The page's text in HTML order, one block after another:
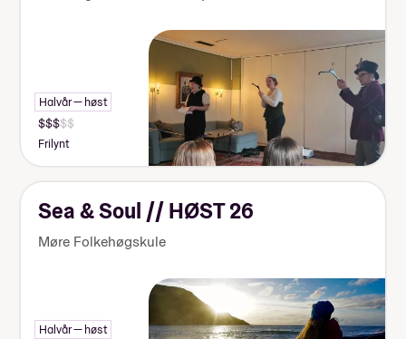
Halvår — høst
Frilynt
Sea & Soul // HØST 26
Møre Folkehøgskule
Halvår — høst